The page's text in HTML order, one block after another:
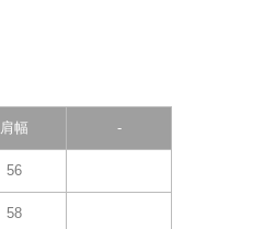
肩幅 -
56
58